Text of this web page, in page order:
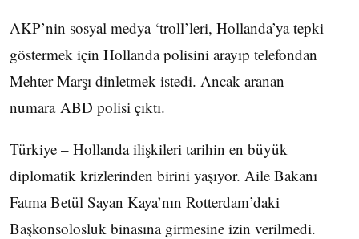
AKP’nin sosyal medya ‘troll’leri, Hollanda’ya tepki
göstermek için Hollanda polisini arayıp telefondan
Mehter Marşı dinletmek istedi. Ancak aranan
numara ABD polisi çıktı.
Türkiye – Hollanda ilişkileri tarihin en büyük
diplomatik krizlerinden birini yaşıyor. Aile Bakanı
Fatma Betül Sayan Kaya’nın Rotterdam’daki
Başkonsolosluk binasına girmesine izin verilmedi.